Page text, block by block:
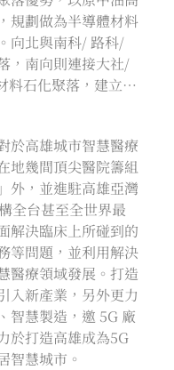
規劃做為半導體材料
向北與南科/ 路科/
，南向則連接大社/
料石化聚落，建立…
於高雄城市智慧醫療
地幾間頂尖醫院籌組
外，並進駐高雄亞灣
全台甚至全世界最
解決臨床上所碰到的
等問題，並利用解決
醫療領域發展。打造
入新產業，另外更力
智慧製造，邀 5G 廠
於打造高雄成為5G
智慧城市。